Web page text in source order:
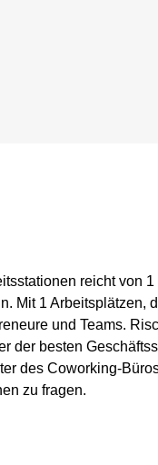
reicht von
Mit 1 Arbeitsplätzen,
und Teams.
der besten
des Coworking-
zu fragen.